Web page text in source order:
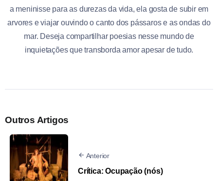
a meninisse para as durezas da vida, ela gosta de subir em
arvores e viajar ouvindo o canto dos pássaros e as ondas do
mar. Deseja compartilhar poesias nesse mundo de
inquietações que transborda amor apesar de tudo.
Outros Artigos
Anterior
Crítica: Ocupação (nós)